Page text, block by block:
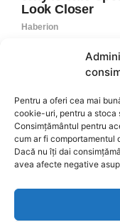
Pentru a oferi cea mai
cookie-uri, pentru a stoca
Consimțământul pentru
cum ar fi comportamentul
Dacă nu îți dai
avea afecte negative